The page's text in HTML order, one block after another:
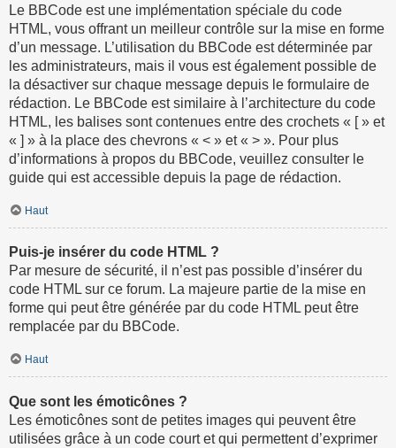
Le BBCode est une implémentation spéciale du code
HTML, vous offrant un meilleur contrôle sur la mise en forme
d’un message. L’utilisation du BBCode est déterminée par
les administrateurs, mais il vous est également possible de
la désactiver sur chaque message depuis le formulaire de
rédaction. Le BBCode est similaire à l’architecture du code
HTML, les balises sont contenues entre des crochets « [ » et
« ] » à la place des chevrons « < » et « > ». Pour plus
d’informations à propos du BBCode, veuillez consulter le
guide qui est accessible depuis la page de rédaction.
Haut
Puis-je insérer du code HTML ?
Par mesure de sécurité, il n’est pas possible d’insérer du
code HTML sur ce forum. La majeure partie de la mise en
forme qui peut être générée par du code HTML peut être
remplacée par du BBCode.
Haut
Que sont les émoticônes ?
Les émoticônes sont de petites images qui peuvent être
utilisées grâce à un code court et qui permettent d’exprimer